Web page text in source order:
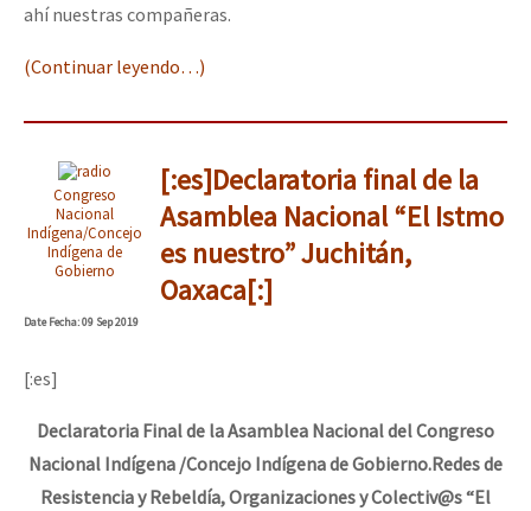
ahí nuestras compañeras.
(Continuar leyendo…)
Congreso
Nacional
Indígena/Concejo
Indígena de
Gobierno
[:es]Declaratoria final de la
Asamblea Nacional “El Istmo
es nuestro” Juchitán,
Oaxaca[:]
DateFecha: 09 Sep 2019
[:es]
Declaratoria Final de la Asamblea Nacional del Congreso
Nacional Indígena /Concejo Indígena de Gobierno.Redes de
Resistencia y Rebeldía, Organizaciones y Colectiv@s “El